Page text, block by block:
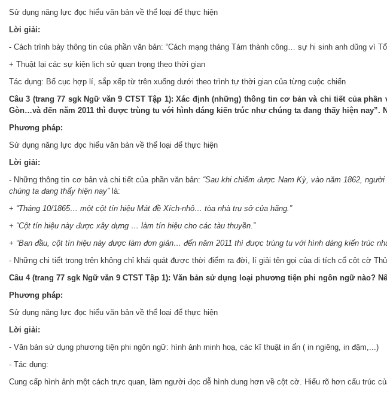
Sử dụng năng lực đọc hiểu văn bản về thể loại để thực hiện
Lời giải:
- Cách trình bày thông tin của phần văn bản: “Cách mạng tháng Tám thành công… sự hi sinh anh dũng vì
+ Thuật lại các sự kiện lịch sử quan trọng theo thời gian
Tác dụng: Bố cục hợp lí, sắp xếp từ trên xuống dưới theo trình tự thời gian của từng cuộc chiến
Câu 3 (trang 77 sgk Ngữ văn 9 CTST Tập 1): Xác định (những) thông tin cơ bản và chi tiết của
Gòn…và đến năm 2011 thì được trùng tu với hình dáng kiến trúc như chúng ta đang thấy hiện nay”.
Phương pháp:
Sử dụng năng lực đọc hiểu văn bản về thể loại để thực hiện
Lời giải:
- Những thông tin cơ bản và chi tiết của phần văn bản: “Sau khi chiếm được Nam Kỳ, vào năm 1862,
chúng ta đang thấy hiện nay”là:
+ “Tháng 10/1865… một cột tín hiệu Mát đề Xích-nhô… tòa nhà trụ sở của hãng.”
+ “Cột tín hiệu này được xây dựng … làm tín hiệu cho các tàu thuyền.”
+ “Ban đầu, cột tín hiệu này được làm đơn giản… đến năm 2011 thì được trùng tu với hình dáng kiến trúc
- Những chi tiết trong trên không chỉ khái quát được thời điểm ra đời, lí giải tên gọi của di tích cổ cột cờ
Câu 4 (trang 77 sgk Ngữ văn 9 CTST Tập 1): Văn bản sử dụng loại phương tiện phi ngôn ngữ nào?
Phương pháp:
Sử dụng năng lực đọc hiểu văn bản về thể loại để thực hiện
Lời giải:
- Văn bản sử dụng phương tiện phi ngôn ngữ: hình ảnh minh hoạ, các kĩ thuật in ấn ( in ngiêng, in đậm,...)
- Tác dụng:
Cung cấp hình ảnh một cách trực quan, làm người đọc dễ hình dung hơn về cột cờ. Hiểu rõ hơn cấu trúc